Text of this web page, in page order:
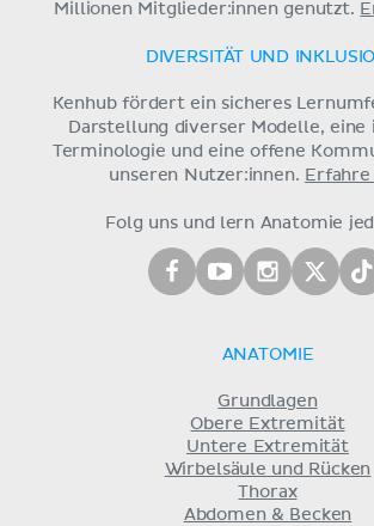
Millionen Mitglieder:innen genutzt.
DIVERSITÄT UND
Kenhub fördert ein sicheres
Darstellung diverser Modelle,
Terminologie und eine offene
unseren Nutzer:innen.
Folg uns und lern Anatomie
ANATOMIE
Grundlagen
Obere Extremität
Untere Extremität
Wirbelsäule und Rücken
Thorax
Abdomen & Becken